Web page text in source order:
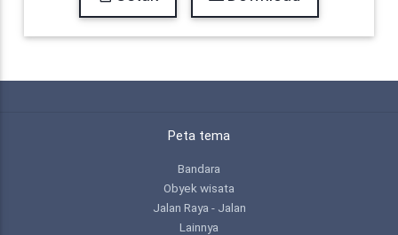
Peta tema
Bandara
Obyek wisata
Jalan Raya - Jalan
Lainnya